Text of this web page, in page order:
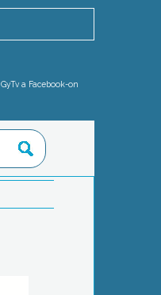
GyTv a Facebook-on